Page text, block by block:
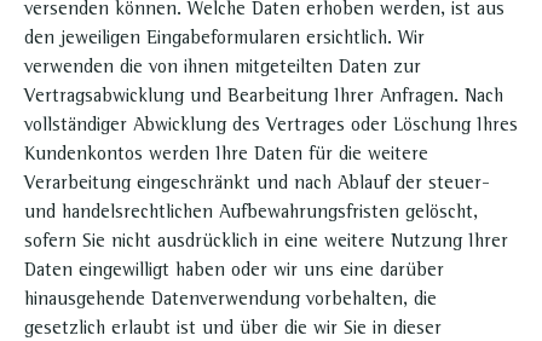
versenden können. Welche Daten erhoben werden, ist aus
den jeweiligen Eingabeformularen ersichtlich. Wir
verwenden die von ihnen mitgeteilten Daten zur
Vertragsabwicklung und Bearbeitung Ihrer Anfragen. Nach
vollständiger Abwicklung des Vertrages oder Löschung Ihres
Kundenkontos werden Ihre Daten für die weitere
Verarbeitung eingeschränkt und nach Ablauf der steuer-
und handelsrechtlichen Aufbewahrungsfristen gelöscht,
sofern Sie nicht ausdrücklich in eine weitere Nutzung Ihrer
Daten eingewilligt haben oder wir uns eine darüber
hinausgehende Datenverwendung vorbehalten, die
gesetzlich erlaubt ist und über die wir Sie in dieser